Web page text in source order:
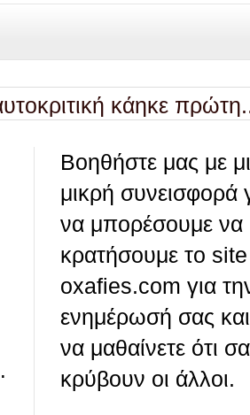
κάηκε πρώτη... ✿
Βοηθήστε μας με
μικρή συνεισφορά
να μπορέσουμε να
κρατήσουμε το site
oxafies.com για
ενημέρωσή σας
να μαθαίνετε ότι
κρύβουν οι άλλοι.